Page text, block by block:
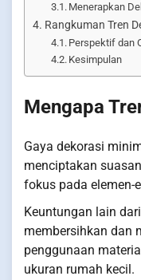
Menerapkan
Rangkuman Tren
Perspektif dan
Kesimpulan
Mengapa
Gaya dekorasi
menciptakan
fokus pada elemen-
Keuntungan lain
membersihkan dan
penggunaan
ukuran rumah kecil.